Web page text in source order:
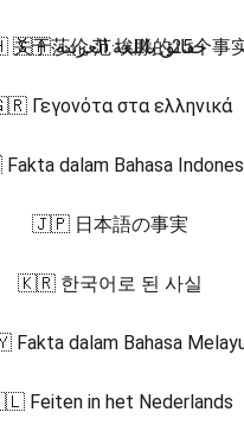
于莎伦·范·埃滕的25个事
🇸🇦 حقائق باللغة العربية
Γεγονότα στα ελληνικά
dalam Bahasa
🇯🇵 日本語の事実
🇰🇷 한국어로 된 사실
dalam Bahasa
Feiten in het Nederlands